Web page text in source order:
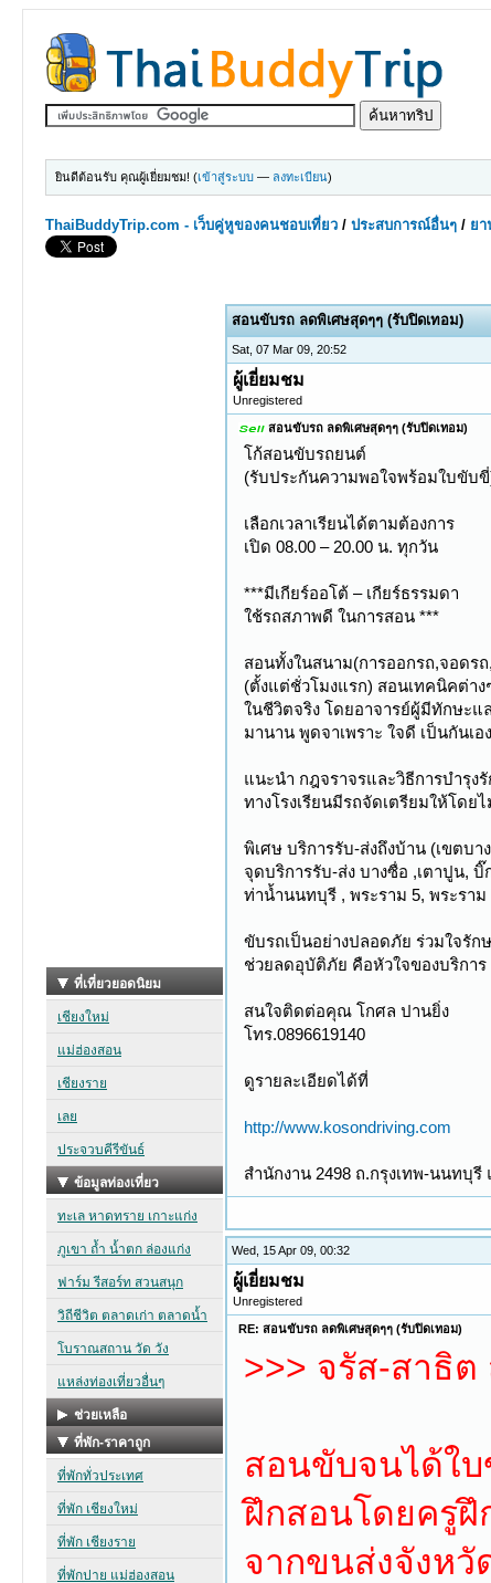
ยินดีต้อนรับ คุณผู้เยี่ยมชม! (เข้าสู่ระบบ — ลงทะเบียน)
ThaiBuddyTrip.com - เว็บคู่หูของคนชอบเที่ยว /ประสบการณ์อื่นๆ / ย
สอนขับรถ ลดพิเศษสุดๆๆ (รับปิดเทอม)
Sat, 07 Mar 09, 20:52
ผู้เยี่ยมชม
Unregistered
สอนขับรถ ลดพิเศษสุดๆๆ (รับปิดเทอม)
โก้สอนขับรถยนต์
(รับประกันความพอใจพร้อมใบขับ
เลือกเวลาเรียนได้ตามต้องการ
เปิด 08.00 – 20.00 น. ทุกวัน
***มีเกียร์ออโต้ – เกียร์ธรรมดา
ใช้รถสภาพดี ในการสอน ***
สอนทั้งในสนาม(การออกรถ,จอด
(ตั้งแต่ชั่วโมงแรก) สอนเทคนิคต่า
ในชีวิตจริง โดยอาจารย์ผู้มีทักษะ
มานาน พูดจาเพราะ ใจดี เป็นกันเอง
แนะนำ กฎจราจรและวิธีการบำรุ
ทางโรงเรียนมีรถจัดเตรียมให้โดย
พิเศษ บริการรับ-ส่งถึงบ้าน (เขตบ
จุดบริการรับ-ส่ง บางซื่อ ,เตาปูน,
ท่าน้ำนนทบุรี , พระราม 5, พระรา
ขับรถเป็นอย่างปลอดภัย ร่วมใจรัก
ช่วยลดอุบัติภัย คือหัวใจของบริการ
สนใจติดต่อคุณ โกศล ปานยิ่ง
โทร.0896619140
ดูรายละเอียดได้ที่
http://www.kosondriving.com
สำนักงาน 2498 ถ.กรุงเทพ-นนทบุรี
Wed, 15 Apr 09, 00:32
ผู้เยี่ยมชม
Unregistered
RE: สอนขับรถ ลดพิเศษสุดๆๆ (รับปิดเทอม)
>>> จรัส-สาธิ
สอนขับจนได้ใบ
ฝึกสอนโดยครู
จากขนส่งจังหวั